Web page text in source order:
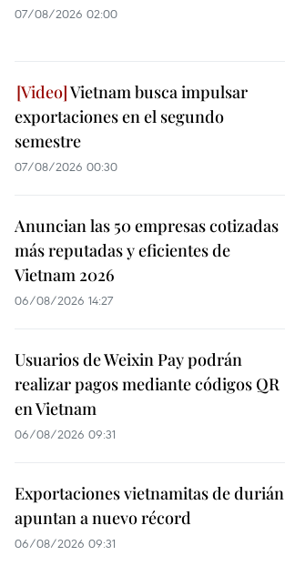
07/08/2026 02:00
Vietnam busca impulsar
exportaciones en el segundo
semestre
07/08/2026 00:30
Anuncian las 50 empresas cotizadas
más reputadas y eficientes de
Vietnam 2026
06/08/2026 14:27
Usuarios de Weixin Pay podrán
realizar pagos mediante códigos QR
en Vietnam
06/08/2026 09:31
Exportaciones vietnamitas de durián
apuntan a nuevo récord
06/08/2026 09:31